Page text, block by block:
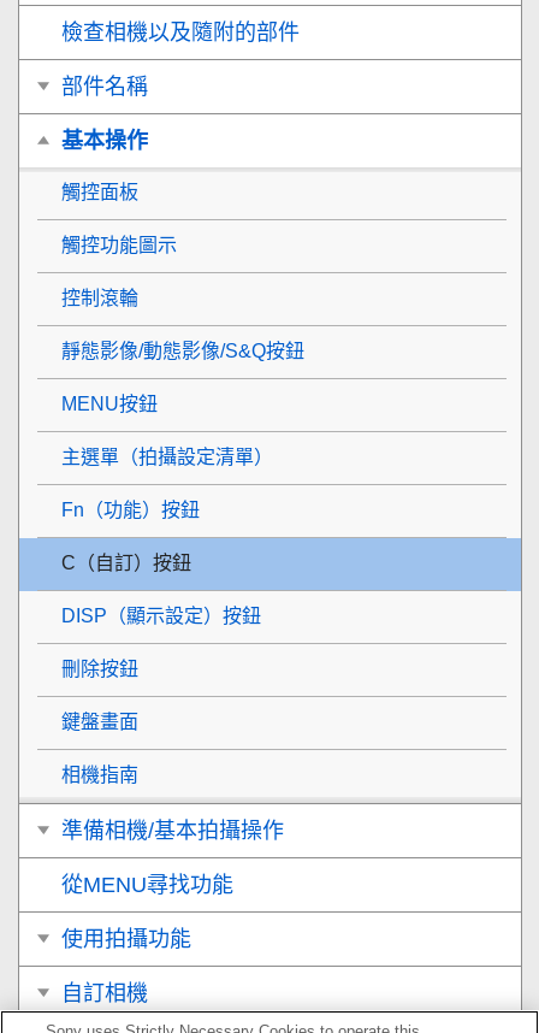
檢查相機以及隨附的部件
部件名稱
基本操作
觸控面板
觸控功能圖示
控制滾輪
靜態影像/動態影像/S&Q按鈕
MENU按鈕
主選單（拍攝設定清單）
Fn（功能）按鈕
C（自訂）按鈕
DISP（顯示設定）按鈕
刪除按鈕
鍵盤畫面
相機指南
準備相機/基本拍攝操作
從MENU尋找功能
使用拍攝功能
自訂相機